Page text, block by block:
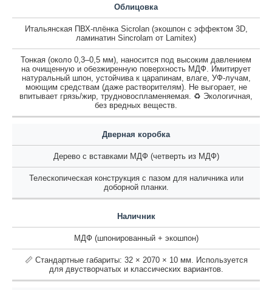
Облицовка
Итальянская ПВХ-плёнка Sicrolan (экошпон с эффектом 3D,
ламинатин Sincrolam от Lamitex)
Тонкая (около 0,3–0,5 мм), наносится под высоким давлением
на очищенную и обезжиренную поверхность МДФ. Имитирует
натуральный шпон, устойчива к царапинам, влаге, УФ-лучам,
моющим средствам (даже растворителям). Не выгорает, не
впитывает грязь/жир, трудновоспламеняемая. ♻️ Экологичная,
без вредных веществ.
Дверная коробка
Дерево с вставками МДФ (четверть из МДФ)
Телескопическая конструкция с пазом для наличника или
доборной планки.
Наличник
МДФ (шпонированный + экошпон)
📏 Стандартные габариты: 32 × 2070 × 10 мм. Используется
для двустворчатых и классических вариантов.